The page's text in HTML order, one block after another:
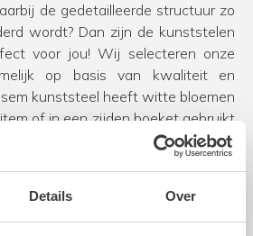
Details Over
de gedetailleerde structuur zo
wordt? Dan zijn de kunststelen
voor jou! Wij selecteren onze
op basis van kwaliteit en
kunststeel heeft witte bloemen
of in een zijden boeket gebruikt
samenstellen van een mooi
tips & tricks. Ben je
Neem dan een kijkje in onze